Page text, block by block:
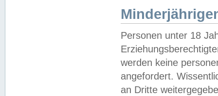
Personen unter 18
werden keine
angefordert.
an Dritte